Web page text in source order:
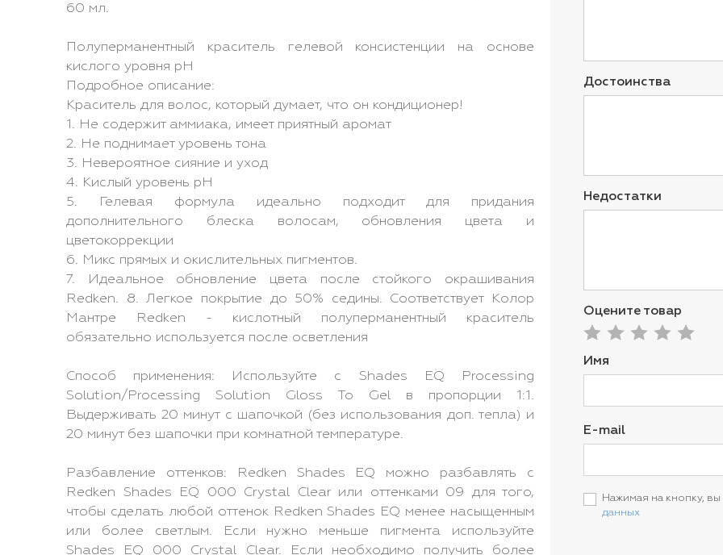
60 мл.
Полуперманентный краситель гелевой консистенции на основе
кислого уровня pH
Подробное описание:
Краситель для волос, который думает, что он кондиционер!
1. Не содержит аммиака, имеет приятный аромат
2. Не поднимает уровень тона
3. Невероятное сияние и уход
4. Кислый уровень pH
5. Гелевая формула идеально подходит для придания
дополнительного блеска волосам, обновления цвета и
цветокоррекции
6. Микс прямых и окислительных пигментов.
7. Идеальное обновление цвета после стойкого окрашивания
Redken. 8. Легкое покрытие до 50% седины. Соответствует Колор
Мантре Redken - кислотный полуперманентный краситель
обязательно используется после осветления
Способ применения: Используйте с Shades EQ Processing
Solution/Processing Solution Gloss To Gel в пропорции 1:1.
Выдерживать 20 минут с шапочкой (без использования доп. тепла) и
20 минут без шапочки при комнатной температуре.
Разбавление оттенков: Redken Shades EQ можно разбавлять с
Redken Shades EQ 000 Crystal Clear или оттенками 09 для того,
чтобы сделать любой оттенок Redken Shades EQ менее насыщенным
или более светлым. Если нужно меньше пигмента используйте
Shades EQ 000 Crystal Clear. Если необходимо получить более
Достоинства
Недостатки
Оцените товар
Имя
E-mail
Нажимая на кнопку,
данных